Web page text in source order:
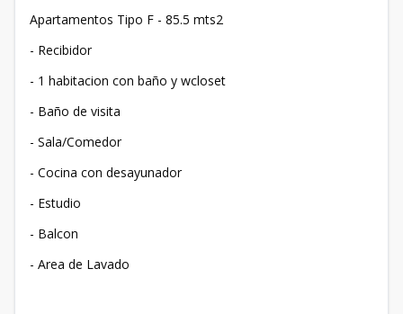
Apartamentos Tipo F - 85.5 mts2
- Recibidor
- 1 habitacion con baño y wcloset
- Baño de visita
- Sala/Comedor
- Cocina con desayunador
- Estudio
- Balcon
- Area de Lavado